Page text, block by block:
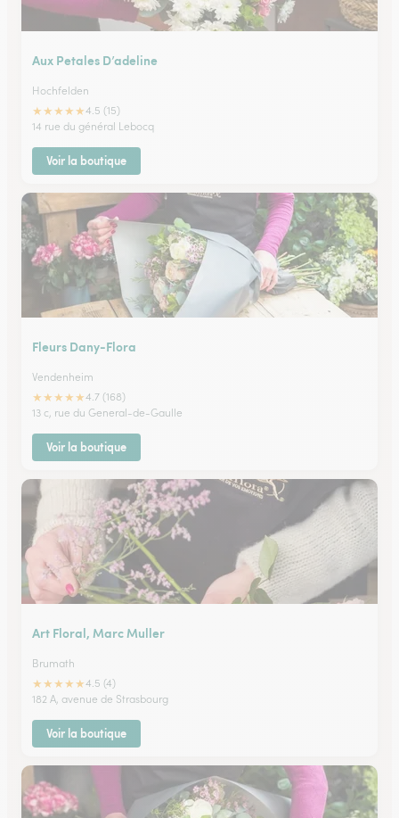
Aux Petales D’adeline
Hochfelden
★★★★★4.5 (15)
14 rue du général Lebocq
Voir la boutique
Fleurs Dany-Flora
Vendenheim
★★★★★4.7 (168)
13 c, rue du General-de-Gaulle
Voir la boutique
Art Floral, Marc Muller
Brumath
★★★★★4.5 (4)
182 A, avenue de Strasbourg
Voir la boutique